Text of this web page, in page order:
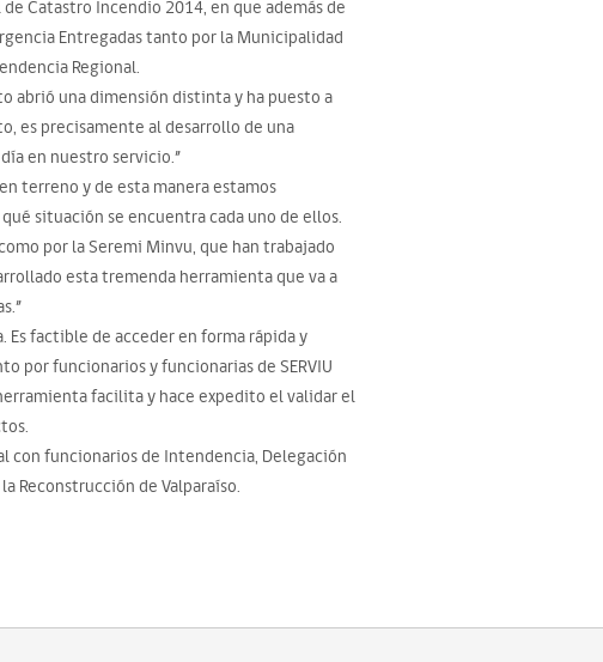
Catastro Incendio 2014, en que además de
Entregadas tanto por la Municipalidad
Regional.
abrió una dimensión distinta y ha puesto a
es precisamente al desarrollo de una
en nuestro servicio.”
terreno y de esta manera estamos
situación se encuentra cada uno de ellos.
por la Seremi Minvu, que han trabajado
esta tremenda herramienta que va a
factible de acceder en forma rápida y
por funcionarios y funcionarias de SERVIU
facilita y hace expedito el validar el
con funcionarios de Intendencia, Delegación
Reconstrucción de Valparaíso.